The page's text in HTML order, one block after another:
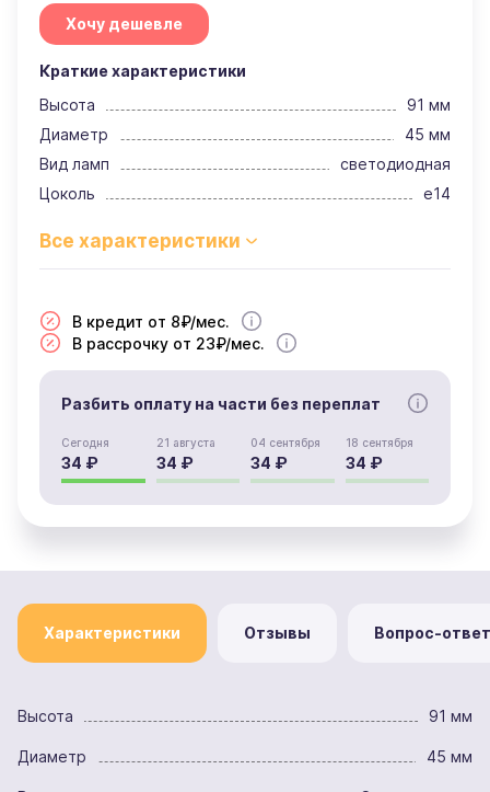
Хочу дешевле
Краткие характеристики
Высота
91 мм
Диаметр
45 мм
Вид ламп
светодиодная
Цоколь
e14
В кредит от 8₽/мес.
В рассрочку от 23₽/мес.
Разбить оплату на части без переплат
Сегодня
34 ₽
21 августа
34 ₽
04 сентября
34 ₽
18 сентября
34 ₽
Характеристики Отзывы Вопрос-ответ
Высота 91 мм
Диаметр 45 мм